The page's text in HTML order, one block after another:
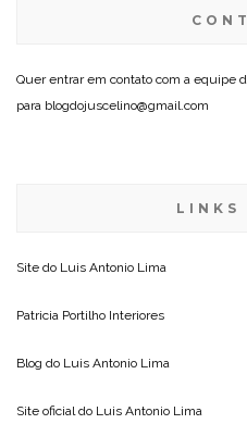
Quer entrar em contato com a equipe
para blogdojuscelino@gmail.com
LINKS
Site do Luis Antonio Lima
Patricia Portilho Interiores
Blog do Luis Antonio Lima
Site oficial do Luis Antonio Lima